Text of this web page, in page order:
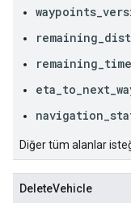
Diğer tüm alanlar
DeleteVehicle